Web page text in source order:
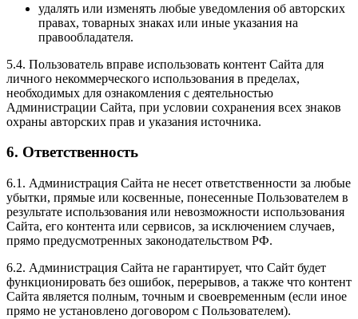
удалять или изменять любые уведомления об авторских
правах, товарных знаках или иные указания на
правообладателя.
5.4. Пользователь вправе использовать контент Сайта для
личного некоммерческого использования в пределах,
необходимых для ознакомления с деятельностью
Администрации Сайта, при условии сохранения всех знаков
охраны авторских прав и указания источника.
6. Ответственность
6.1. Администрация Сайта не несет ответственности за любые
убытки, прямые или косвенные, понесенные Пользователем в
результате использования или невозможности использования
Сайта, его контента или сервисов, за исключением случаев,
прямо предусмотренных законодательством РФ.
6.2. Администрация Сайта не гарантирует, что Сайт будет
функционировать без ошибок, перерывов, а также что контент
Сайта является полным, точным и своевременным (если иное
прямо не установлено договором с Пользователем).